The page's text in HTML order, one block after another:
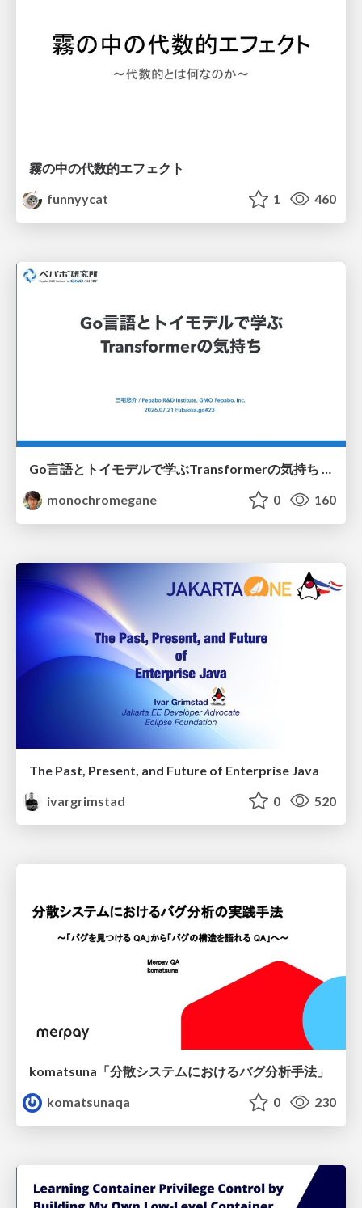
霧の中の代数的エフェクト
funnyycat
1 460
Go言語とトイモデルで学ぶTransformerの気持ち / fukuokago23-transformer
monochromegane
0 160
The Past, Present, and Future of Enterprise Java
ivargrimstad
0 520
komatsuna「分散システムにおけるバグ分析手法」
komatsunaqa
0 230